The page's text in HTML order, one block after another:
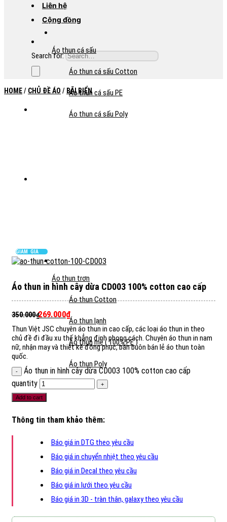
Áo thun cá sấu
Áo thun cá sấu Cotton
Áo thun cá sấu PE
Áo thun cá sấu Poly
Áo thun trơn
Áo thun Cotton
Áo thun lạnh
Áo thun mè ( 100% PE )
Áo thun Poly
Liên hệ
Cộng đồng
Search for:
HOME/ CHỦ ĐỀ ÁO / BÃI BIỂN
GIẢM GIÁ
Áo thun in hình cây dừa CD003 100% cotton cao cấp
350.000₫269.000₫
Thun Việt JSC chuyên áo thun in cao cấp, các loại áo thun in theo
chủ đề đi đầu xu thế khẳng định phong cách. Chuyên áo thun in nam
nữ, nhận may và thiết kế đồng phục, bán buôn bán lẻ áo thun toàn
quốc.
Áo thun in hình cây dừa CD003 100% cotton cao cấp
quantity
Add to cart
Thông tin tham khảo thêm:
Báo giá in DTG theo yêu cầu
Báo giá in chuyển nhiệt theo yêu cầu
Báo giá in Decal theo yêu cầu
Báo giá in lưới theo yêu cầu
Báo giá in 3D - tràn thân, galaxy theo yêu cầu